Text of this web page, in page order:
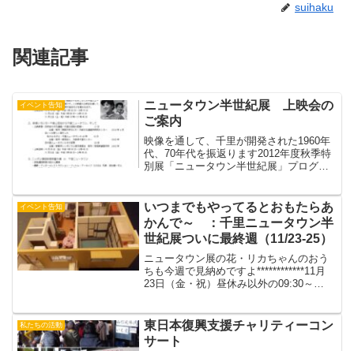
suihaku
関連記事
イベント告知
ニュータウン半世紀展 上映会の
ご案内
映像を通して、千里が開発された1960年
代、70年代を振返ります2012年度秋季特
別展「ニュータウン半世紀展」プログラ
イベント告知
いつまでもやってるとおもたらあ
かんで～ ：千里ニュータウン半
世紀展ついに最終週（11/23-25）
ニュータウン展の花・リカちゃんのおう
ちも今週で見納めですよ************11月
23日（金・祝）昼休み以外の09:30～
んハウスを中心に展示物の解説をしま...
私たちの活動
東日本復興支援チャリティーコン
サート